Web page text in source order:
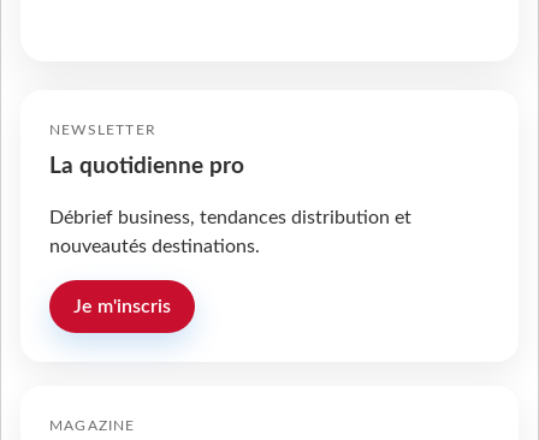
NEWSLETTER
La quotidienne pro
Débrief business, tendances distribution et
nouveautés destinations.
Je m'inscris
MAGAZINE